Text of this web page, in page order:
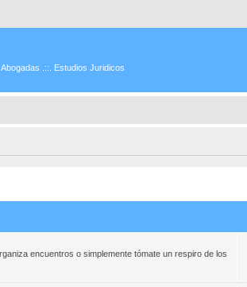
.::. Estudios Juridicos
encuentros o simplemente tómate un respiro de los